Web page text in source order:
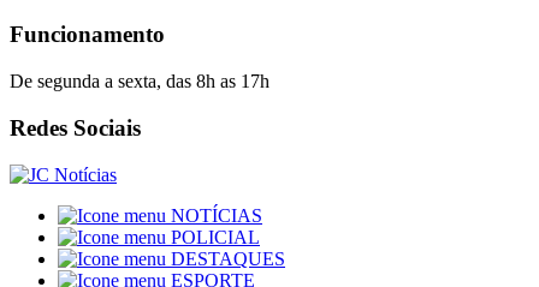
Funcionamento
De segunda a sexta, das 8h as 17h
Redes Sociais
NOTÍCIAS
POLICIAL
DESTAQUES
ESPORTE